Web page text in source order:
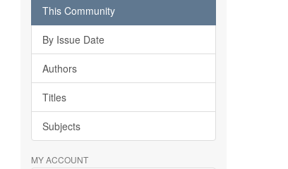
This Community
By Issue Date
Authors
Titles
Subjects
MY ACCOUNT